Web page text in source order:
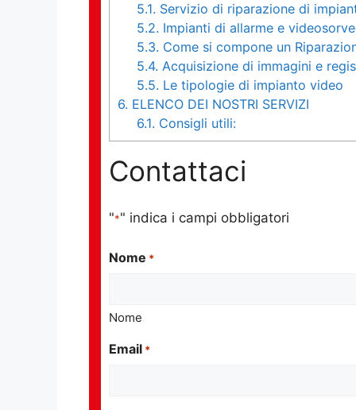
5.1. Servizio di riparazione di
5.2. Impianti di allarme e
5.3. Come si compone un
5.4. Acquisizione di immagini e
5.5. Le tipologie di impianto video
6. ELENCO DEI NOSTRI SERVIZI
6.1. Consigli utili:
Contattaci
"*" indica i campi obbligatori
Nome *
Nome
Email *